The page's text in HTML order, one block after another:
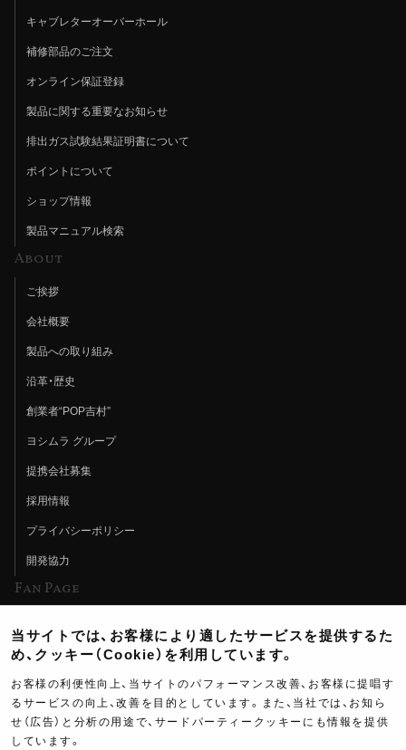
キャブレターオーバーホール
補修部品のご注文
オンライン保証登録
製品に関する重要なお知らせ
排出ガス試験結果証明書について
ポイントについて
ショップ情報
製品マニュアル検索
About
ご挨拶
会社概要
製品への取り組み
沿革・歴史
創業者“POP吉村”
ヨシムラ グループ
提携会社募集
採用情報
プライバシーポリシー
開発協力
Fan Page
ヨシムラTV
イベント情報
イベントスケジュール
ツーリングブレイクタイム
当サイトでは、お客様により適したサービスを提供するた
め、クッキー（Cookie）を利用しています。
お客様の利便性向上、当サイトのパフォーマンス改善、お客様に提唱す
るサービスの向上、改善を目的としています。また、当社では、お知ら
せ（広告）と分析の用途で、サードパーティークッキーにも情報を提供
しています。